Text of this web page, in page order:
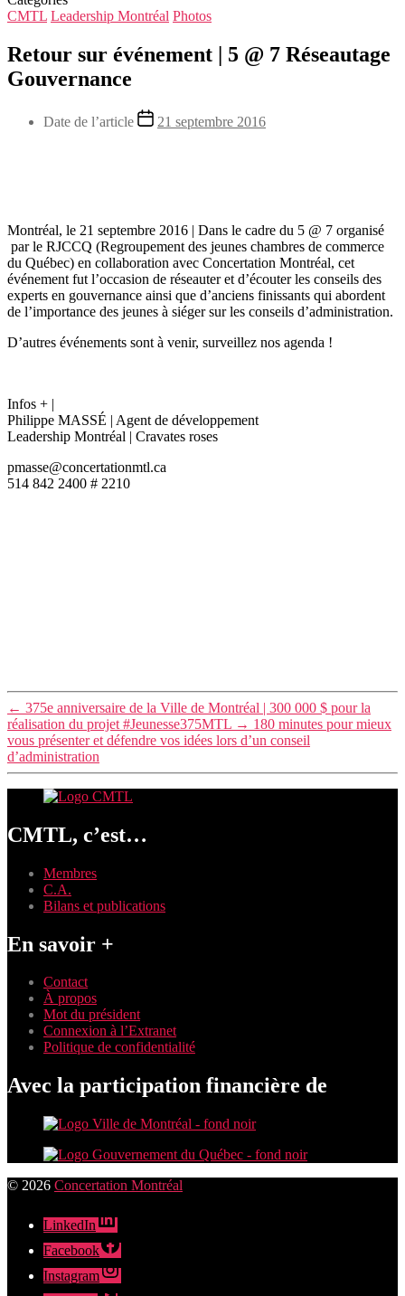
CMTL Leadership Montréal Photos
Retour sur événement | 5 @ 7 Réseautage
Gouvernance
Date de l’article 21 septembre 2016
Montréal, le 21 septembre 2016 | Dans le cadre du 5 @ 7 organisé
parle RJCCQ (Regroupement des jeunes chambres de commerce
du Québec) en collaboration avec Concertation Montréal, cet
événement fut l’occasion de réseauter et d’écouter les conseils des
experts en gouvernance ainsi que d’anciens finissants qui abordent
de l’importance des jeunes à siéger sur les conseils d’administration.
D’autres événements sont à venir, surveillez nos agenda !
Infos + |
Philippe MASSÉ | Agent de développement
Leadership Montréal | Cravates roses
pmasse@concertationmtl.ca
514 842 2400 # 2210
← 375e anniversaire de la Ville de Montréal | 300 000 $ pour la
réalisation du projet #Jeunesse375MTL → 180 minutes pour mieux
vous présenter et défendre vos idées lors d’un conseil
d’administration
CMTL, c’est…
Membres
C.A.
Bilans et publications
En savoir +
Contact
À propos
Mot du président
Connexion à l’Extranet
Politique de confidentialité
Avec la participation financière de
© 2026 Concertation Montréal
LinkedIn
Facebook
Instagram